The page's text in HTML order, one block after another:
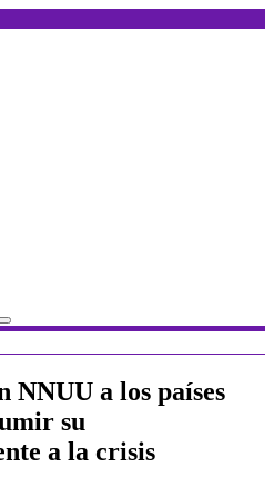
NNUU a los países
su
a la crisis